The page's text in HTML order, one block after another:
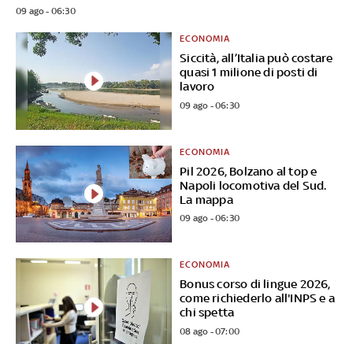
09 ago - 06:30
Siccità, all’Italia può costare
quasi 1 milione di posti di
lavoro
ECONOMIA
09 ago - 06:30
Pil 2026, Bolzano al top e
Napoli locomotiva del Sud.
La mappa
ECONOMIA
09 ago - 06:30
Bonus corso di lingue 2026,
come richiederlo all'INPS e a
chi spetta
ECONOMIA
08 ago - 07:00